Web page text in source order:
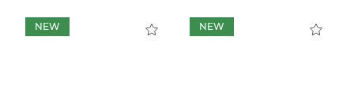
ГРАНИТЕЯ
NEW NEW